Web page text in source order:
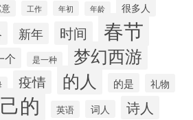
工作 年初 年龄 很多人
新年 时间 春节
个 是一种 梦幻西游
疫情 的人 的是
礼物
的 英语 词人 诗人